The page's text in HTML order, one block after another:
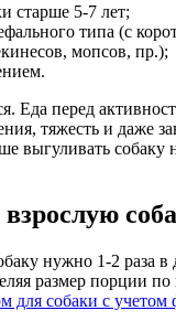
старше 5-7 лет;
типа (с
мопсов, пр.);
Еда перед
тяжесть и даже
выгуливать собаку
нужно 1-2 раза в
размер порции по
для собаки с учетом